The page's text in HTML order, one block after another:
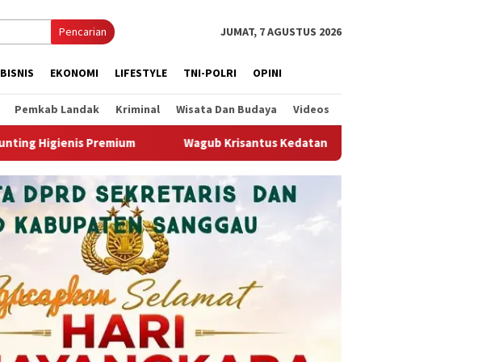
Pencarian JUMAT, 7 AGUSTUS 2026
BISNIS EKONOMI LIFESTYLE TNI-POLRI OPINI
Pemkab Landak Kriminal Wisata Dan Budaya Videos
Wagub Krisantus Kedatangan Kepala Staf Kepresidenan, Tegaskan Komitmen